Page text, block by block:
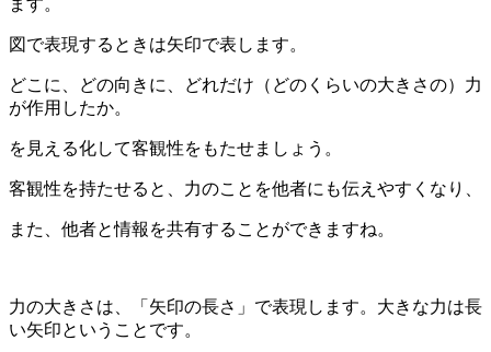
ます。
図で表現するときは矢印で表します。
どこに、どの向きに、どれだけ（どのくらいの大きさの）力
が作用したか。
を見える化して客観性をもたせましょう。
客観性を持たせると、力のことを他者にも伝えやすくなり、
また、他者と情報を共有することができますね。
力の大きさは、「矢印の長さ」で表現します。大きな力は長
い矢印ということです。